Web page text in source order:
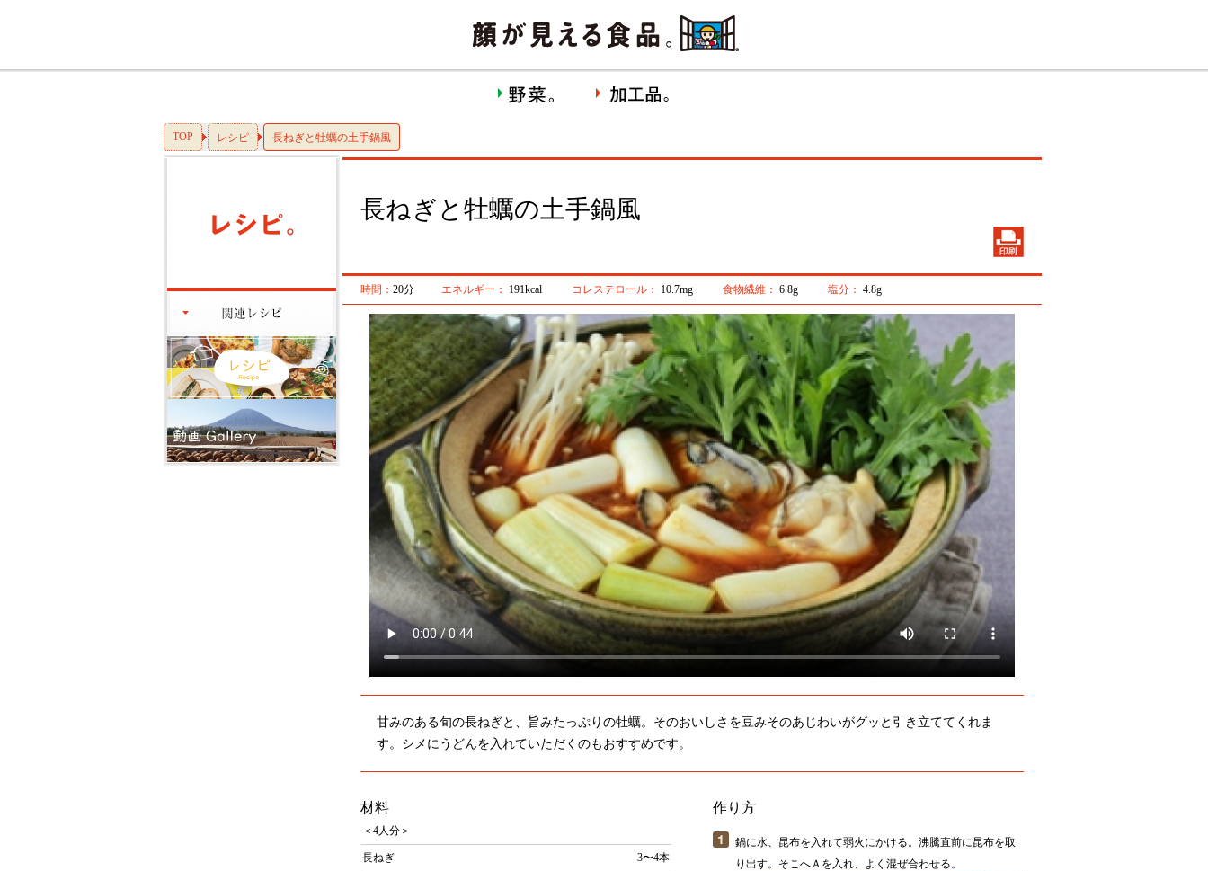
TOP レシピ 長ねぎと牡蠣の土手鍋風
長ねぎと牡蠣の土手鍋風
時間： 20分 エネルギー： 191kcal コレステロール： 10.7mg 食物繊維： 6.8g 塩分： 4.8g
甘みのある旬の長ねぎと、旨みたっぷりの牡蠣。そのおいしさを豆みそのあじわいがグッと引き立ててくれま
す。シメにうどんを入れていただくのもおすすめです。
材料
＜4人分＞
長ねぎ 3〜4本
作り方
鍋に水、昆布を入れて弱火にかける。沸騰直前に昆布を取
り出す。そこへＡを入れ、よく混ぜ合わせる。